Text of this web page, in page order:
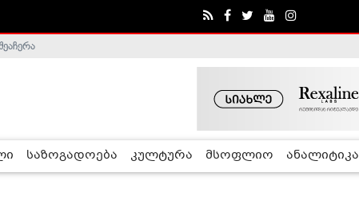
კომისია
საზოგადოება კულტურა მსოფლიო ანალიტიკა